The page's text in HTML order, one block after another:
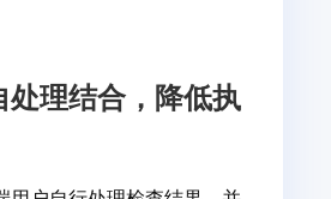
处理结合，降低执